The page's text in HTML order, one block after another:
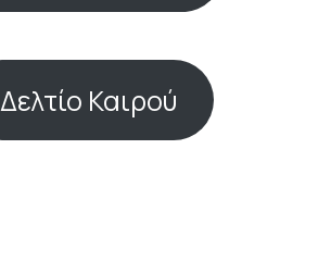
Δελτίο Καιρού